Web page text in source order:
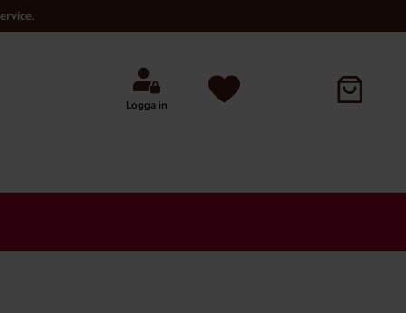
Logga in